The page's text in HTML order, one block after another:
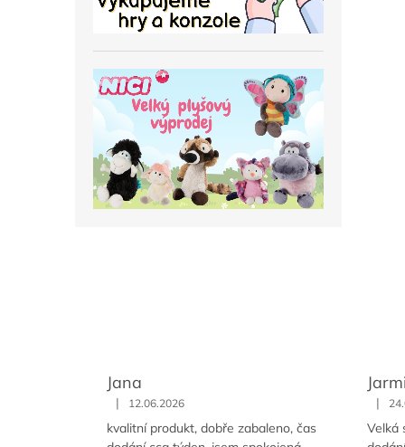
Jana
| 12.06.2026
kvalitní produkt, dobře zabaleno, čas
|
Velká